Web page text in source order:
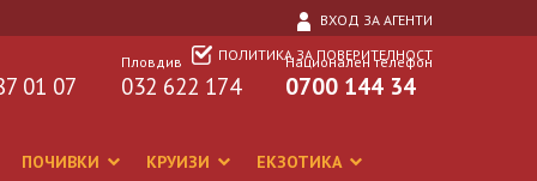
ВХОД ЗА АГЕНТИ
ПОЛИТИКА ЗА ПОВЕРИТЕЛНОСТ
Национален телефон
0700 144 34
Пловдив
032 622 174
01 07
ПОЧИВКИ КРУИЗИ ЕКЗОТИКА